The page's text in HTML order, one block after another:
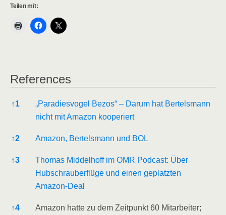
Teilen mit:
References
References
↑1
„Paradiesvogel Bezos“ – Darum hat Bertelsmann
nicht mit Amazon kooperiert
↑2 Amazon, Bertelsmann und BOL
↑3
Thomas Middelhoff im OMR Podcast: Über
Hubschrauberflüge und einen geplatzten
Amazon-Deal
↑4
Amazon hatte zu dem Zeitpunkt 60 Mitarbeiter;